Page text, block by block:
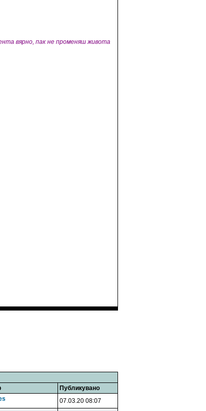
вярно, пак не променяш живота
Публикувано
07.03.20 08:07